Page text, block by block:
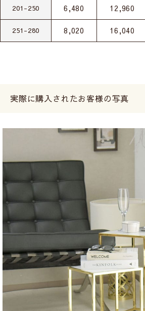
201-250 6,480 12,960
251-280 8,020 16,040
実際に購入されたお客様の写真